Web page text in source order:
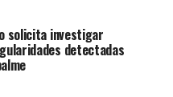
solicita investigar
detectadas